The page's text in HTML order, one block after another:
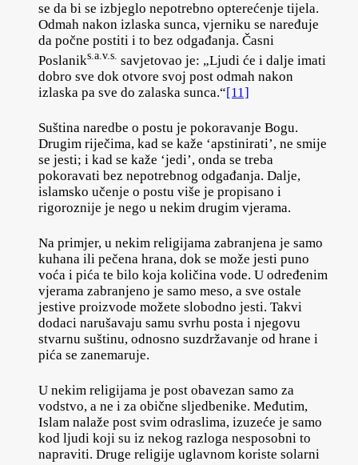
se da bi se izbjeglo nepotrebno opterećenje tijela.
Odmah nakon izlaska sunca, vjerniku se naređuje
da počne postiti i to bez odgađanja. Časni
Poslaniks.a.v.s. savjetovao je: „Ljudi će i dalje imati
dobro sve dok otvore svoj post odmah nakon
izlaska pa sve do zalaska sunca.“[11]
Suština naredbe o postu je pokoravanje Bogu.
Drugim riječima, kad se kaže ‘apstinirati’, ne smije
se jesti; i kad se kaže ‘jedi’, onda se treba
pokoravati bez nepotrebnog odgađanja. Dalje,
islamsko učenje o postu više je propisano i
rigoroznije je nego u nekim drugim vjerama.
Na primjer, u nekim religijama zabranjena je samo
kuhana ili pečena hrana, dok se može jesti puno
voća i pića te bilo koja količina vode. U određenim
vjerama zabranjeno je samo meso, a sve ostale
jestive proizvode možete slobodno jesti. Takvi
dodaci narušavaju samu svrhu posta i njegovu
stvarnu suštinu, odnosno suzdržavanje od hrane i
pića se zanemaruje.
U nekim religijama je post obavezan samo za
vodstvo, a ne i za obične sljedbenike. Međutim,
Islam nalaže post svim odraslima, izuzeće je samo
kod ljudi koji su iz nekog razloga nesposobni to
napraviti. Druge religije uglavnom koriste solarni